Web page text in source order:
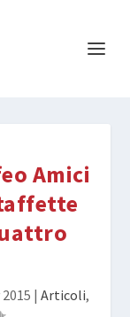
Amici
| Articoli,